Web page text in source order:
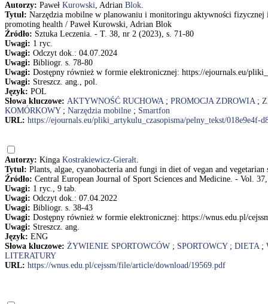
Autorzy: Paweł Kurowski, Adrian Blok.
Tytuł: Narzędzia mobilne w planowaniu i monitoringu aktywności
promoting health / Paweł Kurowski, Adrian Blok
Źródło: Sztuka Leczenia. - T. 38, nr 2 (2023), s. 71-80
Uwagi: 1 ryc.
Uwagi: Odczyt dok.: 04.07.2024
Uwagi: Bibliogr. s. 78-80
Uwagi: Dostępny również w formie elektronicznej: https://ejournals.eu/
Uwagi: Streszcz. ang., pol.
Język: POL
Słowa kluczowe: AKTYWNOŚĆ RUCHOWA; PROMOCJA ZDROWIA;
KOMÓRKOWY; Narzędzia mobilne ; Smartfon
URL: https://ejournals.eu/pliki_artykulu_czasopisma/pelny_tekst/018e9e4f-
Autorzy: Kinga Kostrakiewicz-Gierałt.
Tytuł: Plants, algae, cyanobacteria and fungi in diet of vegan and
Źródło: Central European Journal of Sport Sciences and Medicine. - Vol.
Uwagi: 1 ryc., 9 tab.
Uwagi: Odczyt dok.: 07.04.2022
Uwagi: Bibliogr. s. 38-43
Uwagi: Dostępny również w formie elektronicznej: https://wnus.edu.pl/
Uwagi: Streszcz. ang.
Język: ENG
Słowa kluczowe: ŻYWIENIE SPORTOWCÓW ; SPORTOWCY; DIETA;
LITERATURY
URL: https://wnus.edu.pl/cejssm/file/article/download/19569.pdf